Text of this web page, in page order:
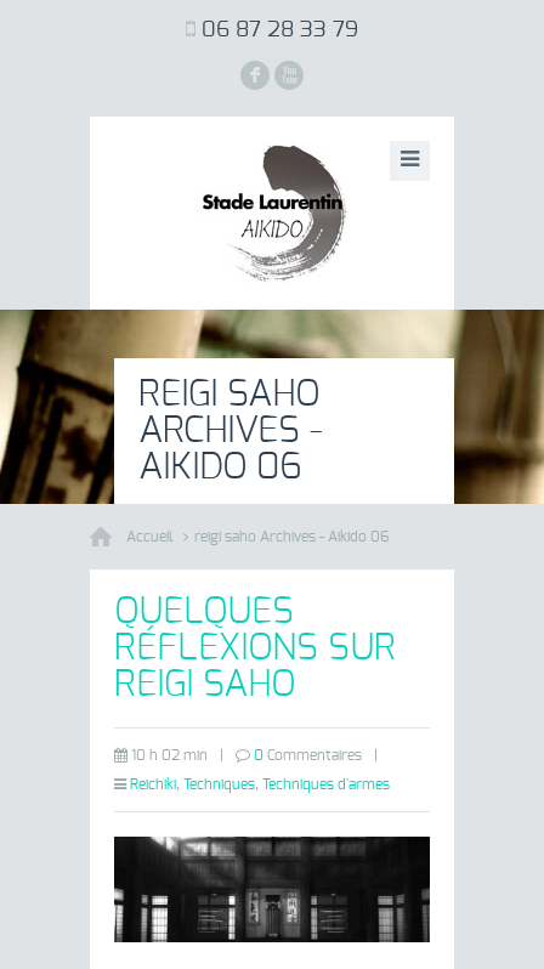
F X
06 87 28 33 79
REIGI SAHO
ARCHIVES -
AIKIDO 06
Accueil reigi saho Archives - Aikido 06
QUELQUES
RÉFLEXIONS SUR
REIGI SAHO
10 h 02 min 0 Commentaires
Reichiki, Techniques, Techniques d'armes